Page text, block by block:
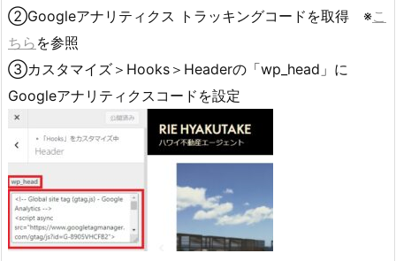
②Googleアナリティクス トラッキングコードを取得 ※こ
ちら を参照
③カスタマイズ＞Hooks＞Headerの「wp_head」に
Googleアナリティクスコードを設定